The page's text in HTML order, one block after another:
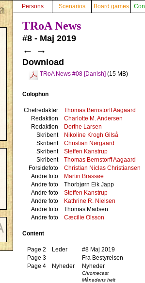
Persons Scenarios Board games
TRoA News
#8 - Maj 2019
← →
Download
TRoA News #08 [Danish] (15 MB)
Colophon
Chefredaktør
Thomas Bernstorff Aagaard
Redaktion
Charlotte M. Andersen
Redaktion
Dorthe Larsen
Skribent
Nikoline Krogh Gilså
Skribent
Christian Nørgaard
Skribent
Steffen Kanstrup
Skribent
Thomas Bernstorff Aagaard
Forsidefoto
Christian Niclas Christiansen
Andre foto
Martin Brassøe
Andre foto
Thorbjørn Eik Japp
Andre foto
Steffen Kanstrup
Andre foto
Kathrine R. Nielsen
Andre foto
Thomas Madsen
Andre foto
Cæcilie Olsson
Content
Page 2 Leder
#8 Maj 2019
Page 3
Fra Bestyrelsen
Page 4
Nyheder Nyheder
Chromecast
Månedens helt